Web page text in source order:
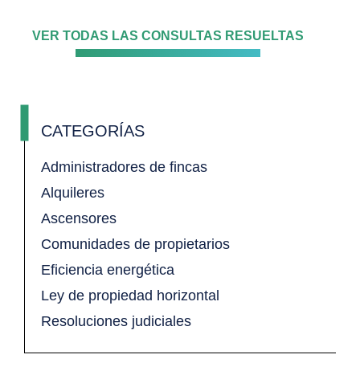
VER TODAS LAS CONSULTAS RESUELTAS
CATEGORÍAS
Administradores de fincas
Alquileres
Ascensores
Comunidades de propietarios
Eficiencia energética
Ley de propiedad horizontal
Resoluciones judiciales